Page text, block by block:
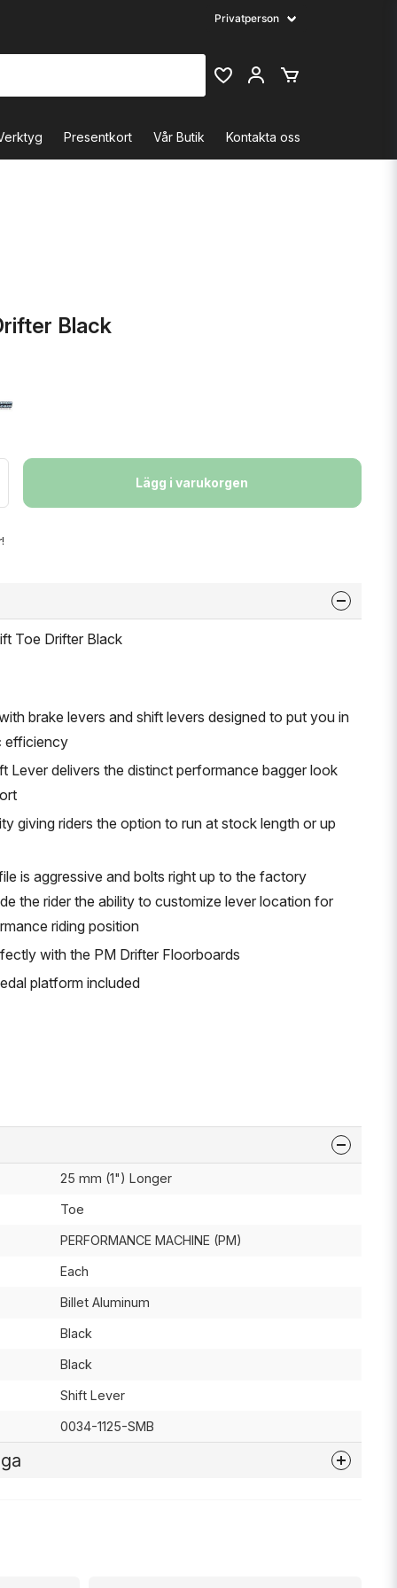
Presentkort Vår Butik Kontakta oss
Black
Lägg i varukorgen
Toe Drifter Black
brake levers and shift levers designed to put you in
efficiency
Lever delivers the distinct performance bagger look
giving riders the option to run at stock length or up
is aggressive and bolts right up to the factory
the rider the ability to customize lever location for
riding position
with the PM Drifter Floorboards
platform included
25 mm (1") Longer
Toe
PERFORMANCE MACHINE (PM)
Each
Billet Aluminum
Black
Black
Shift Lever
0034-1125-SMB